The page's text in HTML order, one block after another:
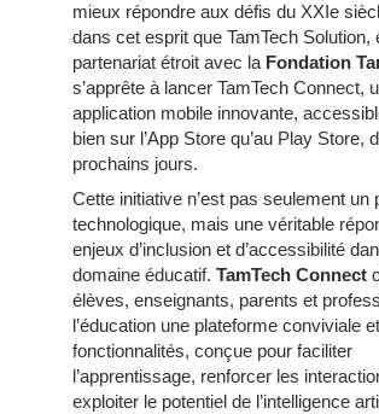
mieux répondre aux défis du XXIe
dans cet esprit que TamTech Solution,
partenariat étroit avec la Fondation
s’apprête à lancer TamTech Connect,
application mobile innovante,
bien sur l’App Store qu’au Play Store,
prochains jours.
Cette initiative n’est pas seulement un
technologique, mais une véritable
enjeux d’inclusion et d’accessibilité
domaine éducatif. TamTech Connect
élèves, enseignants, parents et
l’éducation une plateforme conviviale
fonctionnalités, conçue pour faciliter
l’apprentissage, renforcer les
exploiter le potentiel de l’intelligence